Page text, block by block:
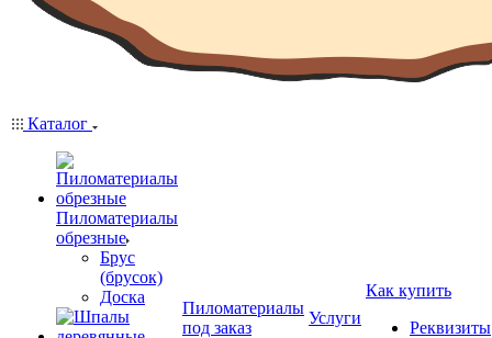
Каталог
Пиломатериалы
обрезные
Брус
(брусок)
Доска
Пиломатериалы
под заказ
Услуги
Как купить
Реквизиты